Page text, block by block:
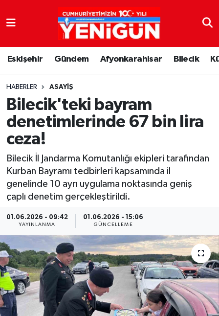
Eskişehir Gündem Afyonkarahisar Bilecik
HABERLER ASAYIŞ
Bilecik'teki bayram
denetimlerinde 67 bin lira
ceza!
Bilecik İl Jandarma Komutanlığı ekipleri tarafından
Kurban Bayramı tedbirleri kapsamında il
genelinde 10 ayrı uygulama noktasında geniş
çaplı denetim gerçekleştirildi.
01.06.2026 - 09:42
YAYINLANMA
01.06.2026 - 15:06
GÜNCELLEME
Nöbetçi Eczaneler
Hava Durumu
Trafik Durumu
Süper Lig Puan Durumu ve Fikstür
Tüm Manşetler
Son Dakika Haberleri
Haber Arşivi